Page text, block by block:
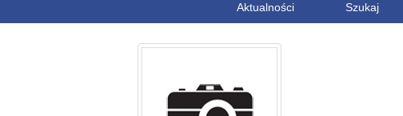
Aktualności Szukaj